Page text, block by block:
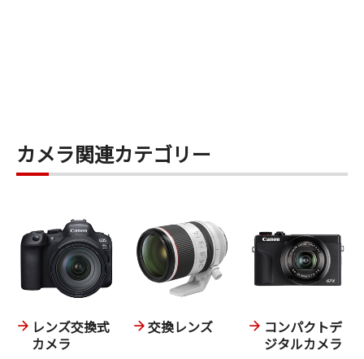
カメラ関連カテゴリー
レンズ交換式
カメラ
交換レンズ
コンパクトデ
ジタルカメラ